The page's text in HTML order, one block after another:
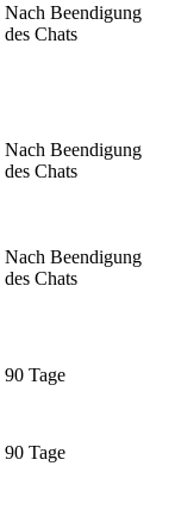
Nach Beendigung
des Chats
Nach Beendigung
des Chats
Nach Beendigung
des Chats
90 Tage
90 Tage